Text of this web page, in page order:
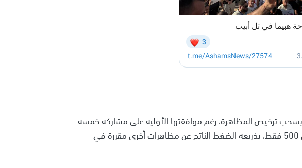
بسحب ترخيص المظاهرة، رغم موافقتها الأولية على مشاركة خمسة
آلاف شخص، قبل أن تقلّص العدد المسموح به لاحقًا إلى 500 فقط، بذريعة الضغط الناتج عن مظاهرات أخرى مقررة في